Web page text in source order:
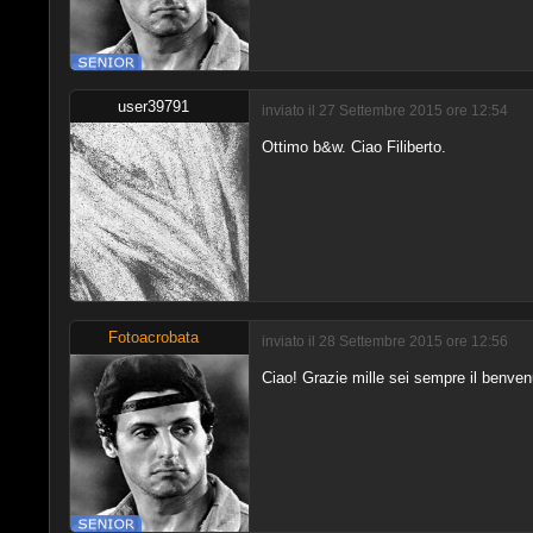
user39791 inviato il 27 Settembre 2015 ore 12:54
Ottimo b&w. Ciao Filiberto.
Fotoacrobata inviato il 28 Settembre 2015 ore 12:56
Ciao! Grazie mille sei sempre il